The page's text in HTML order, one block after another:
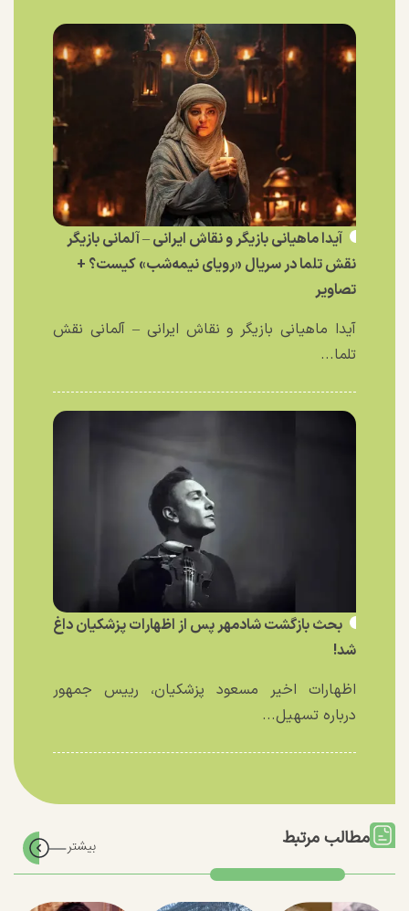
آیدا ماهیانی بازیگر و نقاش ایرانی – آلمانی بازیگر
نقش تلما در سریال «رویای نیمه‌شب» کیست؟ +
تصاویر
آیدا ماهیانی بازیگر و نقاش ایرانی – آلمانی نقش
تلما...
بحث بازگشت شادمهر پس از اظهارات پزشکیان داغ
شد!
اظهارات اخیر مسعود پزشکیان، رییس جمهور
درباره تسهیل...
مطالب مرتبط